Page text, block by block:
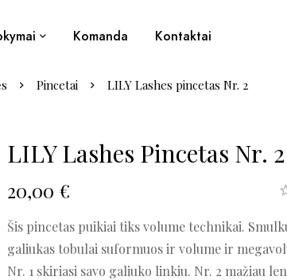
Komanda Kontaktai
Pincetai LILY Lashes pincetas Nr. 2
LILY Lashes Pincetas Nr. 2
20,00 €
Šis pincetas puikiai tiks volume technikai.
galiukas tobulai suformuos ir volume ir
Nr. 1 skiriasi savo galiuko linkiu. Nr. 2 mažiau